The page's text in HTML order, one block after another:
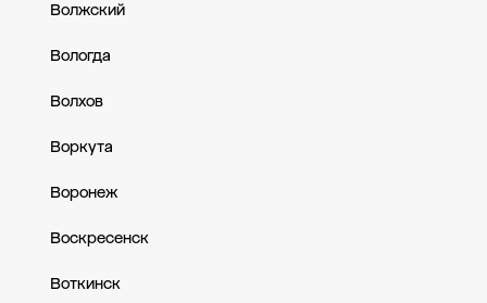
Волжский
Вологда
Волхов
Воркута
Воронеж
Воскресенск
Воткинск